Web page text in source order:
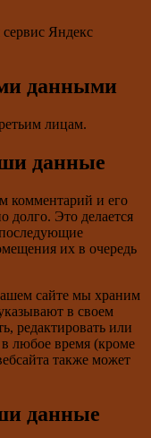
сервис Яндекс
данными
лицам.
данные
комментарий и его
долго. Это делается
последующие
их в очередь
сайте мы храним
в своем
редактировать или
любое время (кроме
также может
данные